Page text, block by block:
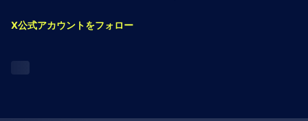
X公式アカウントをフォロー